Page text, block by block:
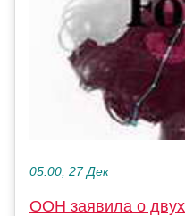
05:00, 27 Дек
ООН заявила о двух